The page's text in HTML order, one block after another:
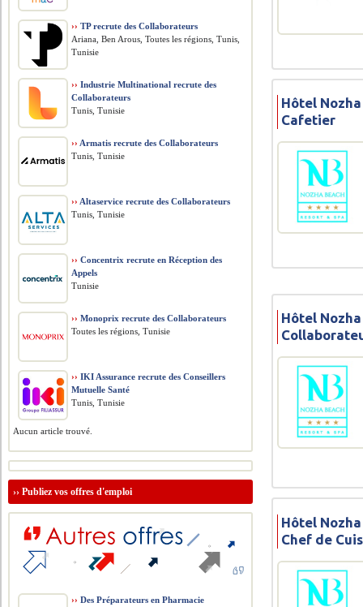
Hôtel
Cafetier
Hôtel
Hôtel
Chef de
›› TP recrute des Collaborateurs
Ariana, Ben Arous, Toutes les régions, Tunis,
Tunisie
›› Industrie Multinational recrute des
Collaborateurs
Tunis, Tunisie
›› Armatis recrute des Collaborateurs
Tunis, Tunisie
›› Altaservice recrute des Collaborateurs
Tunis, Tunisie
›› Concentrix recrute en Réception des
Appels
Tunisie
›› Monoprix recrute des Collaborateurs
Toutes les régions, Tunisie
›› IKI Assurance recrute des Conseillers
Mutuelle Santé
Tunis, Tunisie
Aucun article trouvé.
››Publiez vos offres d'emploi
›› Des Préparateurs en Pharmacie